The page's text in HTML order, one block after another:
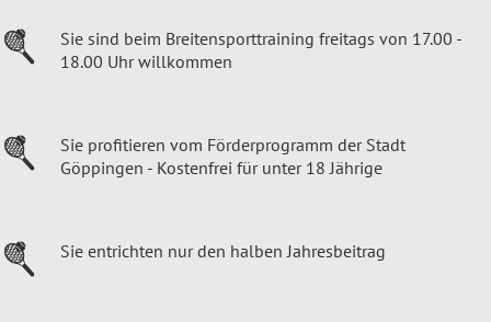
Sie sind beim Breitensporttraining freitags von 17.00 -
18.00 Uhr willkommen
Sie profitieren vom Förderprogramm der Stadt
Göppingen - Kostenfrei für unter 18 Jährige
Sie entrichten nur den halben Jahresbeitrag